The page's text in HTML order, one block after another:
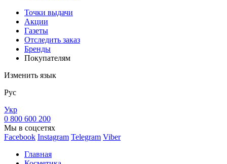
Точки выдачи
Акции
Газеты
Отследить заказ
Бренды
Покупателям
Изменить язык
Рус
Укр
0 800 600 200
Мы в соцсетях
Facebook Instagram Telegram Viber
Главная